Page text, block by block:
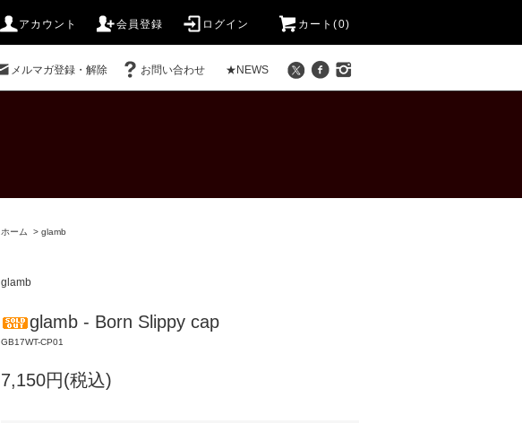
アカウント 会員登録 ログイン カート(0)
メルマガ登録・解除 お問い合わせ ★NEWS
ホーム > glamb
glamb
glamb - Born Slippy cap
GB17WT-CP01
7,150円(税込)